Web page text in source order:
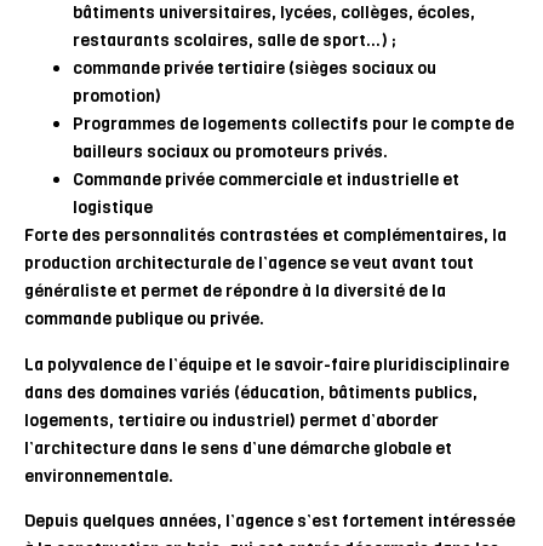
bâtiments universitaires, lycées, collèges, écoles,
restaurants scolaires, salle de sport…) ;
commande privée tertiaire (sièges sociaux ou
promotion)
Programmes de logements collectifs pour le compte de
bailleurs sociaux ou promoteurs privés.
Commande privée commerciale et industrielle et
logistique
Forte des personnalités contrastées et complémentaires, la
production architecturale de l’agence se veut avant tout
généraliste et permet de répondre à la diversité de la
commande publique ou privée.
La polyvalence de l’équipe et le savoir-faire pluridisciplinaire
dans des domaines variés (éducation, bâtiments publics,
logements, tertiaire ou industriel) permet d’aborder
l’architecture dans le sens d’une démarche globale et
environnementale.
Depuis quelques années, l’agence s’est fortement intéressée